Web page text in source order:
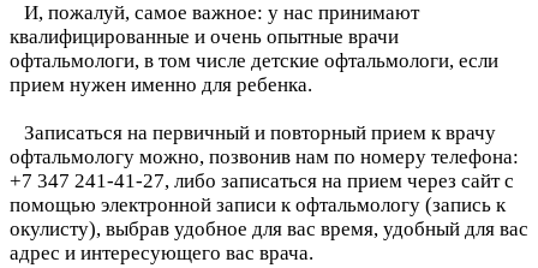
И, пожалуй, самое важное: у нас принимают
квалифицированные и очень опытные врачи
офтальмологи, в том числе детские офтальмологи, если
прием нужен именно для ребенка.
Записаться на первичный и повторный прием к врачу
офтальмологу можно, позвонив нам по номеру телефона:
‪+7 347 241-41-27‬, либо записаться на прием через сайт с
помощью электронной записи к офтальмологу (запись к
окулисту), выбрав удобное для вас время, удобный для вас
адрес и интересующего вас врача.